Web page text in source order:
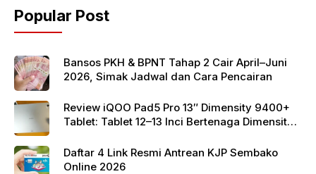
o
k
p
Popular Post
Bansos PKH & BPNT Tahap 2 Cair April–Juni
2026, Simak Jadwal dan Cara Pencairan
Review iQOO Pad5 Pro 13″ Dimensity 9400+
Tablet: Tablet 12–13 Inci Bertenaga Dimensity
Daftar 4 Link Resmi Antrean KJP Sembako
Online 2026